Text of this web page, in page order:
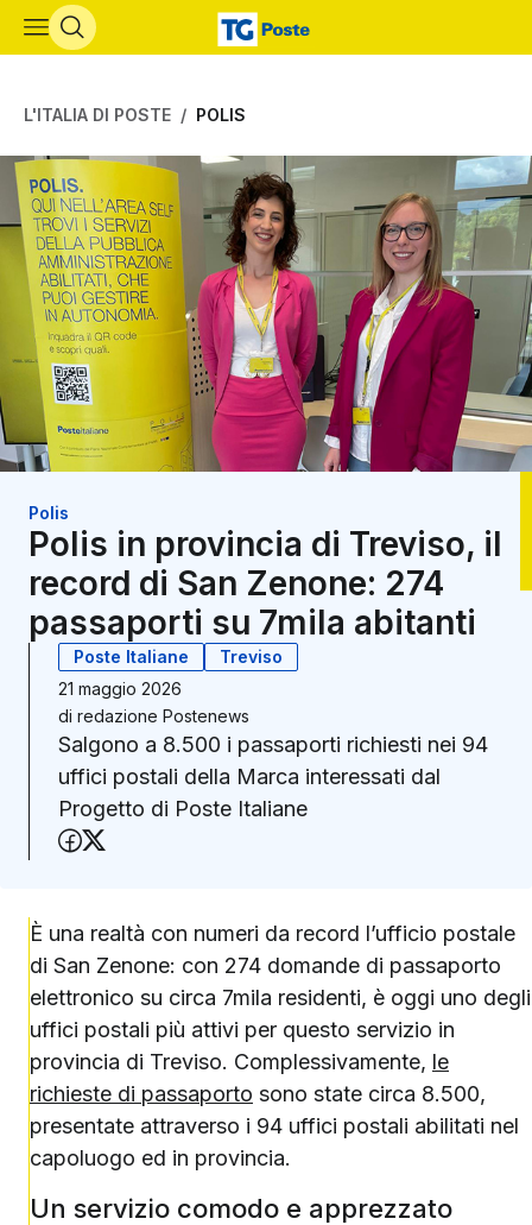
Vai al contenuto principale
L'ITALIA DI POSTE POLIS
Polis
Polis in provincia di Treviso, il
record di San Zenone: 274
passaporti su 7mila abitanti
Poste Italiane
Treviso
21 maggio 2026
di redazione Postenews
Salgono a 8.500 i passaporti richiesti nei 94
uffici postali della Marca interessati dal
Progetto di Poste Italiane
Condividi su Facebook
È una realtà con numeri da record l’ufficio postale
di San Zenone: con 274 domande di passaporto
elettronico su circa 7mila residenti, è oggi uno degli
uffici postali più attivi per questo servizio in
provincia di Treviso. Complessivamente, le
richieste di passaporto sono state circa 8.500,
presentate attraverso i 94 uffici postali abilitati nel
capoluogo ed in provincia.
Un servizio comodo e apprezzato